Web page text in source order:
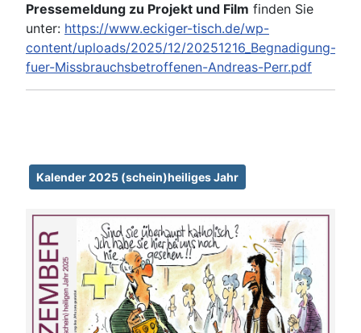
Pressemeldung zu Projekt und Film finden Sie
unter: https://www.eckiger-tisch.de/wp-
content/uploads/2025/12/20251216_Begnadigung-
fuer-Missbrauchsbetroffenen-Andreas-Perr.pdf
Kalender 2025 (schein)heiliges Jahr